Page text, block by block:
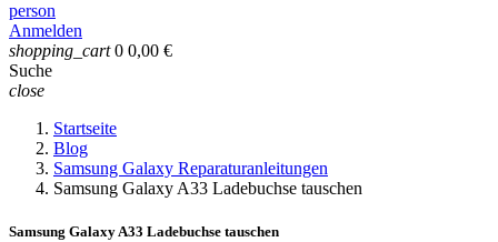
person
Anmelden
shopping_cart 0 0,00 €
Suche
close
Startseite
Blog
Samsung Galaxy Reparaturanleitungen
Samsung Galaxy A33 Ladebuchse tauschen
Samsung Galaxy A33 Ladebuchse tauschen